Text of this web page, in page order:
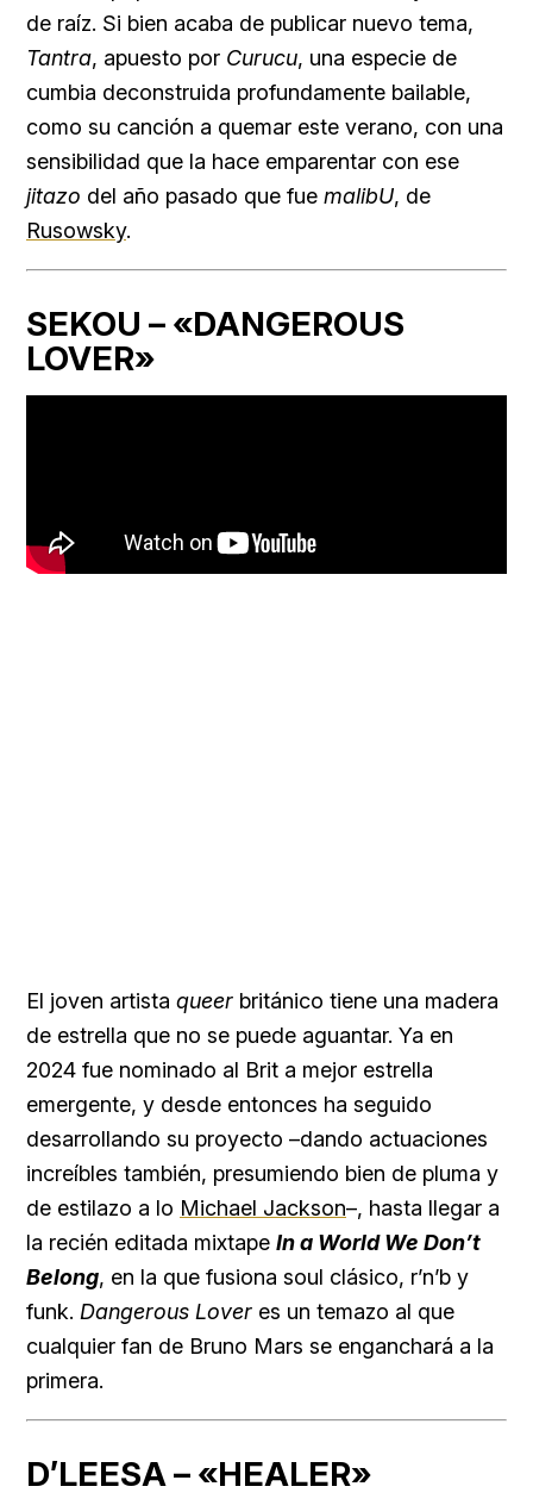
de raíz. Si bien acaba de publicar nuevo tema,
Tantra, apuesto por Curucu, una especie de
cumbia deconstruida profundamente bailable,
como su canción a quemar este verano, con una
sensibilidad que la hace emparentar con ese
jitazo del año pasado que fue malibU, de
Rusowsky.
SEKOU – «DANGEROUS
LOVER»
El joven artista queer británico tiene una madera
de estrella que no se puede aguantar. Ya en
2024 fue nominado al Brit a mejor estrella
emergente, y desde entonces ha seguido
desarrollando su proyecto –dando actuaciones
increíbles también, presumiendo bien de pluma y
de estilazo a lo Michael Jackson–, hasta llegar a
la recién editada mixtape In a World We Don’t
Belong, en la que fusiona soul clásico, r’n’b y
funk. Dangerous Lover es un temazo al que
cualquier fan de Bruno Mars se enganchará a la
primera.
D’LEESA – «HEALER»